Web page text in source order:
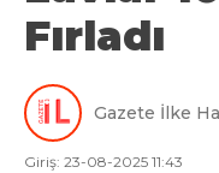
Fırladı
Gazete İlke
Giriş: 23-08-2025 11:43